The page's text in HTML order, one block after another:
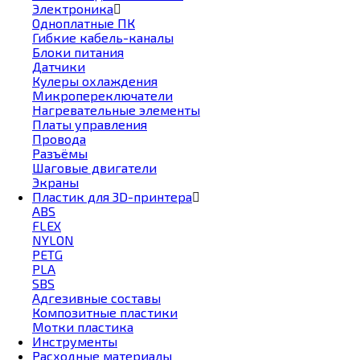
Электроника
Одноплатные ПК
Гибкие кабель-каналы
Блоки питания
Датчики
Кулеры охлаждения
Микропереключатели
Нагревательные элементы
Платы управления
Провода
Разъёмы
Шаговые двигатели
Экраны
Пластик для 3D-принтера
ABS
FLEX
NYLON
PETG
PLA
SBS
Адгезивные составы
Композитные пластики
Мотки пластика
Инструменты
Расходные материалы